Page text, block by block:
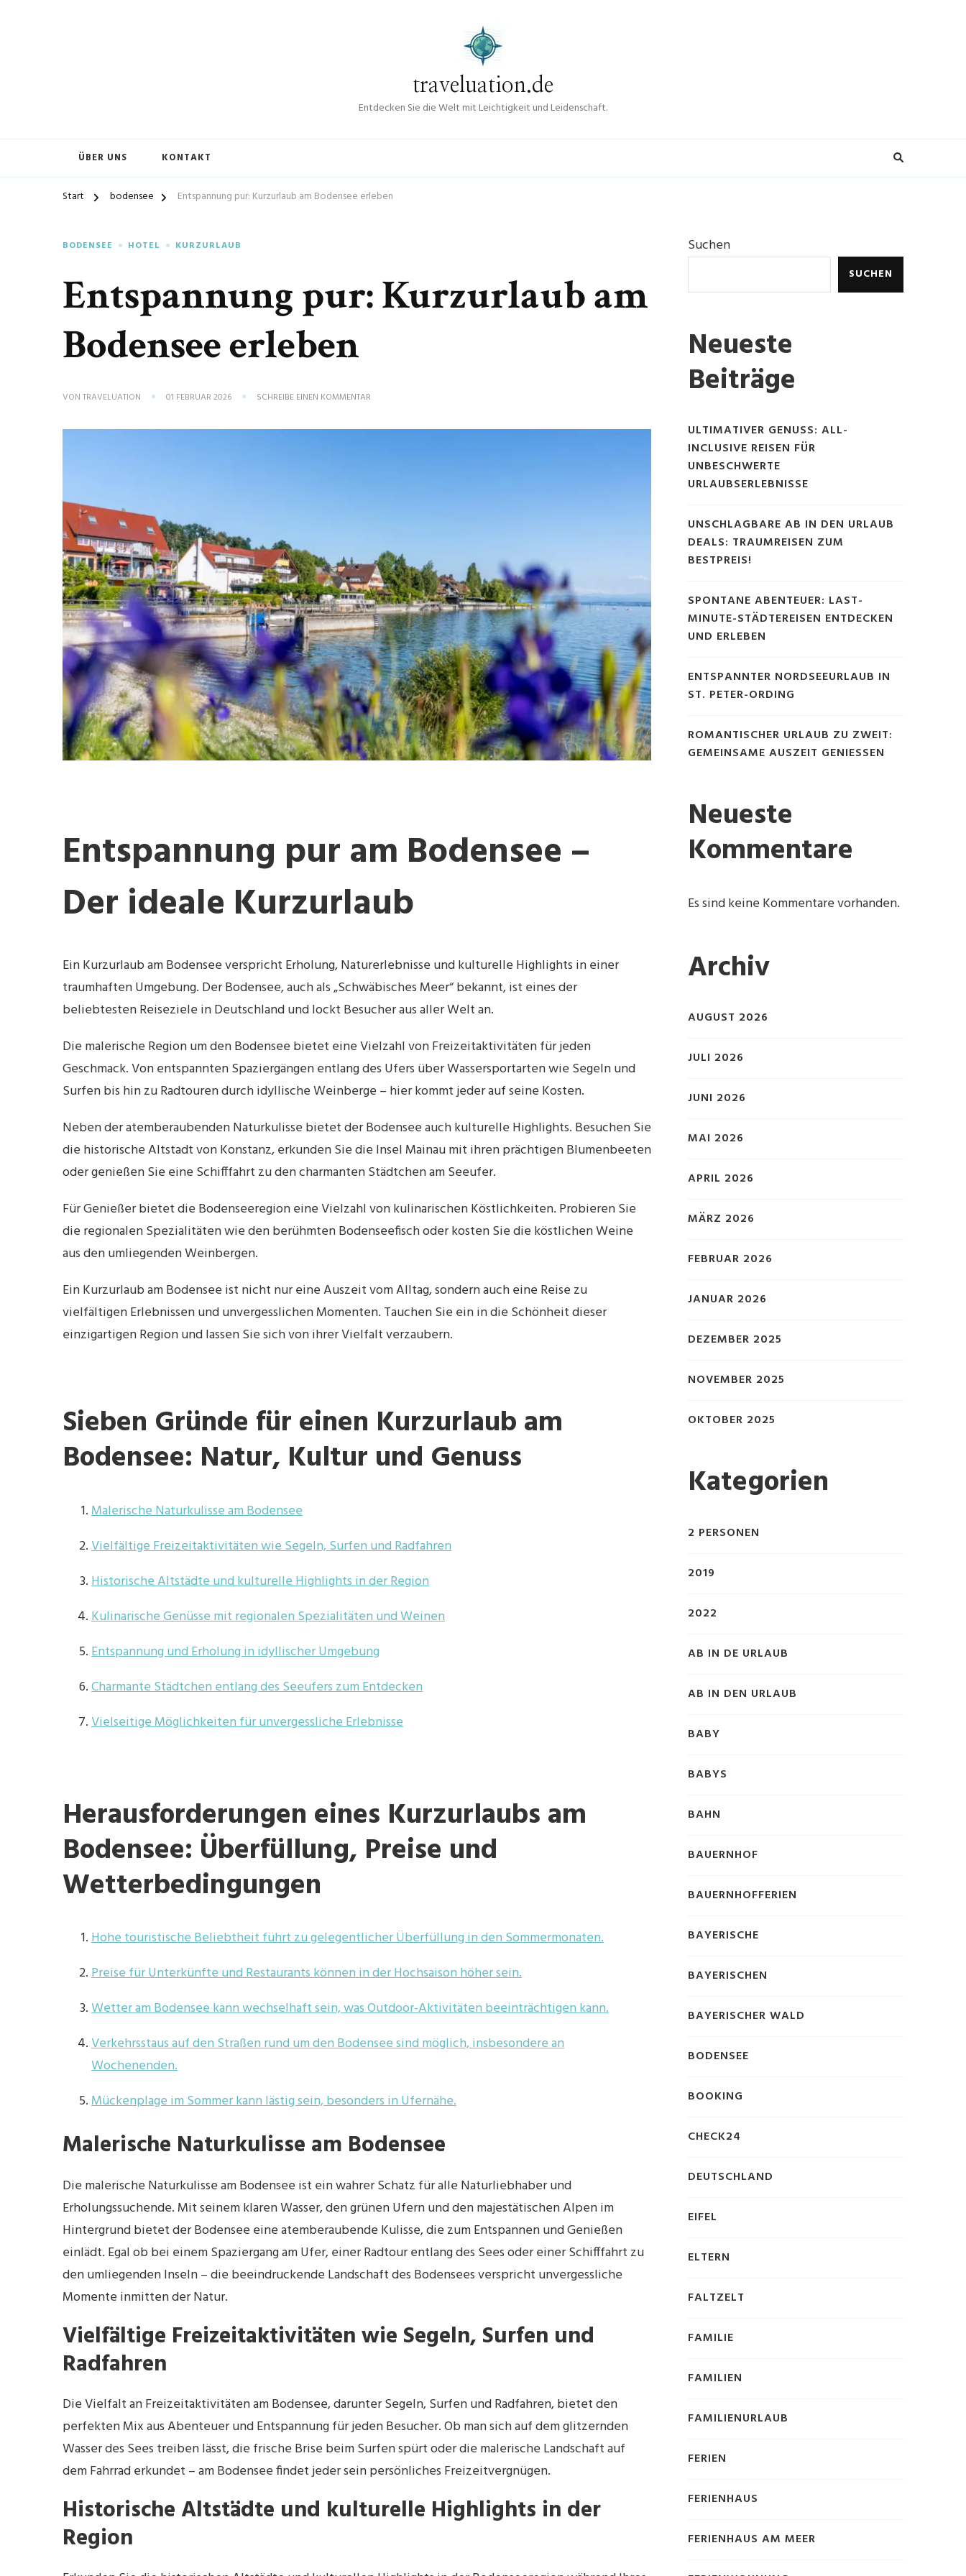
traveluation.de
Entdecken Sie die Welt mit Leichtigkeit und Leidenschaft.
ÜBER UNS KONTAKT
Start bodensee Entspannung pur: Kurzurlaub am Bodensee erleben
BODENSEE HOTEL KURZURLAUB
Entspannung pur: Kurzurlaub am
Bodensee erleben
VON TRAVELUATION 01 FEBRUAR 2026 SCHREIBE EINEN KOMMENTAR
KURZURLAUB
Entspannung pur am Bodensee –
Der ideale Kurzurlaub
Ein Kurzurlaub am Bodensee verspricht Erholung, Naturerlebnisse und kulturelle Highlights in einer
traumhaften Umgebung. Der Bodensee, auch als „Schwäbisches Meer“ bekannt, ist eines der
beliebtesten Reiseziele in Deutschland und lockt Besucher aus aller Welt an.
Die malerische Region um den Bodensee bietet eine Vielzahl von Freizeitaktivitäten für jeden
Geschmack. Von entspannten Spaziergängen entlang des Ufers über Wassersportarten wie Segeln und
Surfen bis hin zu Radtouren durch idyllische Weinberge – hier kommt jeder auf seine Kosten.
Neben der atemberaubenden Naturkulisse bietet der Bodensee auch kulturelle Highlights. Besuchen Sie
die historische Altstadt von Konstanz, erkunden Sie die Insel Mainau mit ihren prächtigen Blumenbeeten
oder genießen Sie eine Schifffahrt zu den charmanten Städtchen am Seeufer.
Für Genießer bietet die Bodenseeregion eine Vielzahl von kulinarischen Köstlichkeiten. Probieren Sie
die regionalen Spezialitäten wie den berühmten Bodenseefisch oder kosten Sie die köstlichen Weine
aus den umliegenden Weinbergen.
Ein Kurzurlaub am Bodensee ist nicht nur eine Auszeit vom Alltag, sondern auch eine Reise zu
vielfältigen Erlebnissen und unvergesslichen Momenten. Tauchen Sie ein in die Schönheit dieser
einzigartigen Region und lassen Sie sich von ihrer Vielfalt verzaubern.
Sieben Gründe für einen Kurzurlaub am
Bodensee: Natur, Kultur und Genuss
Malerische Naturkulisse am Bodensee
Vielfältige Freizeitaktivitäten wie Segeln, Surfen und Radfahren
Historische Altstädte und kulturelle Highlights in der Region
Kulinarische Genüsse mit regionalen Spezialitäten und Weinen
Entspannung und Erholung in idyllischer Umgebung
Charmante Städtchen entlang des Seeufers zum Entdecken
Vielseitige Möglichkeiten für unvergessliche Erlebnisse
Herausforderungen eines Kurzurlaubs am
Bodensee: Überfüllung, Preise und
Wetterbedingungen
Hohe touristische Beliebtheit führt zu gelegentlicher Überfüllung in den Sommermonaten.
Preise für Unterkünfte und Restaurants können in der Hochsaison höher sein.
Wetter am Bodensee kann wechselhaft sein, was Outdoor-Aktivitäten beeinträchtigen kann.
Verkehrsstaus auf den Straßen rund um den Bodensee sind möglich, insbesondere an
Wochenenden.
Mückenplage im Sommer kann lästig sein, besonders in Ufernähe.
Malerische Naturkulisse am Bodensee
Die malerische Naturkulisse am Bodensee ist ein wahrer Schatz für alle Naturliebhaber und
Erholungssuchende. Mit seinem klaren Wasser, den grünen Ufern und den majestätischen Alpen im
Hintergrund bietet der Bodensee eine atemberaubende Kulisse, die zum Entspannen und Genießen
einlädt. Egal ob bei einem Spaziergang am Ufer, einer Radtour entlang des Sees oder einer Schifffahrt zu
den umliegenden Inseln – die beeindruckende Landschaft des Bodensees verspricht unvergessliche
Momente inmitten der Natur.
Vielfältige Freizeitaktivitäten wie Segeln, Surfen und
Radfahren
Die Vielfalt an Freizeitaktivitäten am Bodensee, darunter Segeln, Surfen und Radfahren, bietet den
perfekten Mix aus Abenteuer und Entspannung für jeden Besucher. Ob man sich auf dem glitzernden
Wasser des Sees treiben lässt, die frische Brise beim Surfen spürt oder die malerische Landschaft auf
dem Fahrrad erkundet – am Bodensee findet jeder sein persönliches Freizeitvergnügen.
Historische Altstädte und kulturelle Highlights in der
Region
Suchen
SUCHEN
Neueste
Beiträge
ULTIMATIVER GENUSS: ALL-
INCLUSIVE REISEN FÜR
UNBESCHWERTE
URLAUBSERLEBNISSE
UNSCHLAGBARE AB IN DEN URLAUB
DEALS: TRAUMREISEN ZUM
BESTPREIS!
SPONTANE ABENTEUER: LAST-
MINUTE-STÄDTEREISEN ENTDECKEN
UND ERLEBEN
ENTSPANNTER NORDSEEURLAUB IN
ST. PETER-ORDING
ROMANTISCHER URLAUB ZU ZWEIT:
GEMEINSAME AUSZEIT GENIESSEN
Neueste
Kommentare
Es sind keine Kommentare vorhanden.
Archiv
AUGUST 2026
JULI 2026
JUNI 2026
MAI 2026
APRIL 2026
MÄRZ 2026
FEBRUAR 2026
JANUAR 2026
DEZEMBER 2025
NOVEMBER 2025
OKTOBER 2025
Kategorien
2 PERSONEN
2019
2022
AB IN DE URLAUB
AB IN DEN URLAUB
BABY
BABYS
BAHN
BAUERNHOF
BAUERNHOFFERIEN
BAYERISCHE
BAYERISCHEN
BAYERISCHER WALD
BODENSEE
BOOKING
CHECK24
DEUTSCHLAND
EIFEL
ELTERN
FALTZELT
FAMILIE
FAMILIEN
FAMILIENURLAUB
FERIEN
FERIENHAUS
FERIENHAUS AM MEER